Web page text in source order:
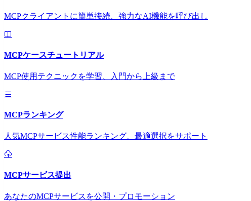
MCPクライアントに簡単接続、強力なAI機能を呼び出し
MCPケースチュートリアル
MCP使用テクニックを学習、入門から上級まで
MCPランキング
人気MCPサービス性能ランキング、最適選択をサポート
MCPサービス提出
あなたのMCPサービスを公開・プロモーション